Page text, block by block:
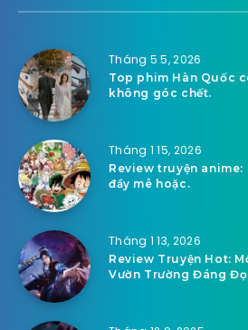
Tháng 5 5, 2026
Top phim Hàn Quốc
không góc chết.
Tháng 1 15, 2026
Review truyện
đầy mê hoặc.
Tháng 1 13, 2026
Review Truyện Hot:
Vườn Trường Đáng